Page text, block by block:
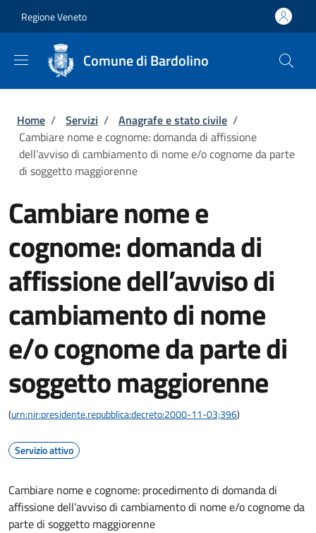
Regione Veneto
Comune di Bardolino
Briciole di pane
Home / Servizi / Anagrafe e stato civile /
Cambiare nome e cognome: domanda di affissione
dell’avviso di cambiamento di nome e/o cognome da parte
di soggetto maggiorenne
Cambiare nome e
cognome: domanda di
affissione dell’avviso di
cambiamento di nome
e/o cognome da parte di
soggetto maggiorenne
(urn:nir:presidente.repubblica:decreto:2000-11-03;396)
Servizio attivo
Cambiare nome e cognome: procedimento di domanda di
affissione dell’avviso di cambiamento di nome e/o cognome da
parte di soggetto maggiorenne